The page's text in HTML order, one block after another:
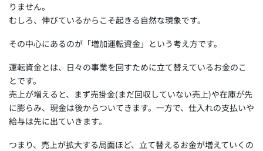
りません。
むしろ、伸びているからこそ起きる自然な現象です。
その中心にあるのが「増加運転資金」という考え方です。
運転資金とは、日々の事業を回すために立て替えているお金のこ
とです。
売上が増えると、まず売掛金(まだ回収していない売上)や在庫が先
に膨らみ、現金は後からついてきます。一方で、仕入れの支払いや
給与は先に出ていきます。
つまり、売上が拡大する局面ほど、立て替えるお金が増えていくの